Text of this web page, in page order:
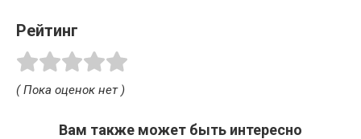
Рейтинг
( Пока оценок нет )
Вам также может быть интересно